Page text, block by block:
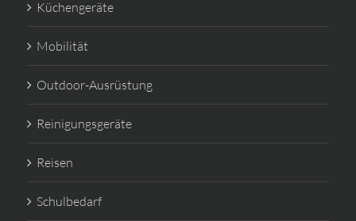
Küchengeräte
Mobilität
Outdoor-Ausrüstung
Reinigungsgeräte
Reisen
Schulbedarf